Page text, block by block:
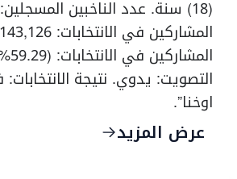
التصويت: يدوي. نتيجة
اوخنا”.
عرض المزيد